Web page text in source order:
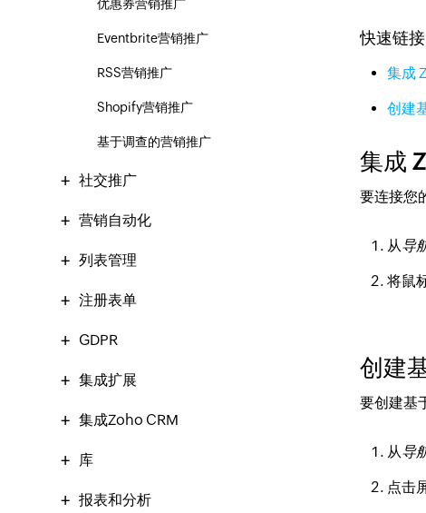
优惠券营销推广
Eventbrite营销推广
RSS营销推广
Shopify营销推广
基于调查的营销推广
社交推广
营销自动化
列表管理
注册表单
GDPR
集成扩展
集成Zoho CRM
库
报表和分析
快速链接
集成
创建
集成
要连接您
从导
将鼠
创建
要创建基
从导
点击